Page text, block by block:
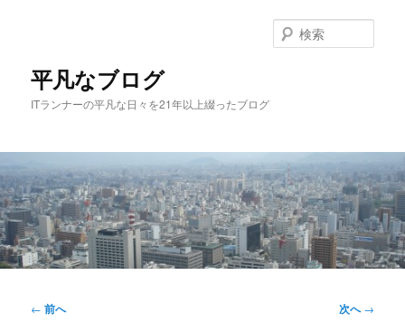
移
動
平凡なブログ
ITランナーの平凡な日々を21年以上綴ったブログ
索
投
← 前へ 次へ→